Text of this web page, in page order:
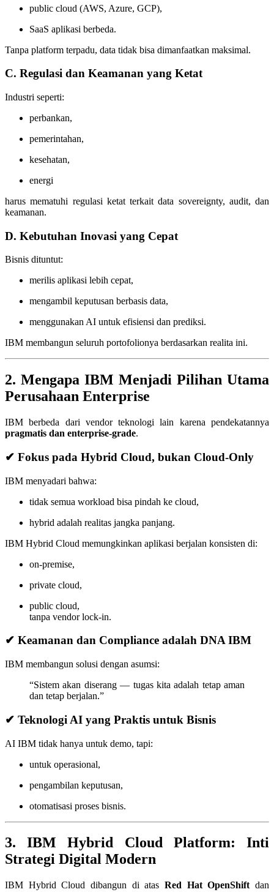
public cloud (AWS, Azure, GCP),
SaaS aplikasi berbeda.
Tanpa platform terpadu, data tidak bisa dimanfaatkan maksimal.
C. Regulasi dan Keamanan yang Ketat
Industri seperti:
perbankan,
pemerintahan,
kesehatan,
energi
harus mematuhi regulasi ketat terkait data sovereignty, audit, dan
keamanan.
D. Kebutuhan Inovasi yang Cepat
Bisnis dituntut:
merilis aplikasi lebih cepat,
mengambil keputusan berbasis data,
menggunakan AI untuk efisiensi dan prediksi.
IBM membangun seluruh portofolionya berdasarkan realita ini.
2. Mengapa IBM Menjadi Pilihan Utama
Perusahaan Enterprise
IBM berbeda dari vendor teknologi lain karena pendekatannya
pragmatis dan enterprise-grade.
✔ Fokus pada Hybrid Cloud, bukan Cloud-Only
IBM menyadari bahwa:
tidak semua workload bisa pindah ke cloud,
hybrid adalah realitas jangka panjang.
IBM Hybrid Cloud memungkinkan aplikasi berjalan konsisten di:
on-premise,
private cloud,
public cloud,
tanpa vendor lock-in.
✔ Keamanan dan Compliance adalah DNA IBM
IBM membangun solusi dengan asumsi:
“Sistem akan diserang — tugas kita adalah tetap aman
dan tetap berjalan.”
✔ Teknologi AI yang Praktis untuk Bisnis
AI IBM tidak hanya untuk demo, tapi:
untuk operasional,
pengambilan keputusan,
otomatisasi proses bisnis.
3. IBM Hybrid Cloud Platform: Inti
Strategi Digital Modern
IBM Hybrid Cloud dibangun di atas Red Hat OpenShift dan